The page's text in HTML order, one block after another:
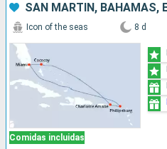
Comidas incluidas
Icon of the seas 8 d